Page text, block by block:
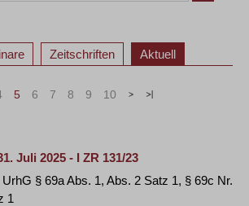
Zeitschriften Aktuell
5 6 7 8 9 10 > »
Juli 2025 - I ZR 131/23
§ 69a Abs. 1, Abs. 2 Satz 1, § 69c Nr.
1